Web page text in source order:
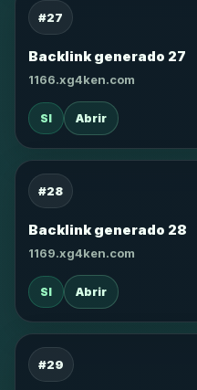
#27
Backlink generado 27
1166.xg4ken.com
SI Abrir
#28
Backlink generado 28
1169.xg4ken.com
SI Abrir
#29